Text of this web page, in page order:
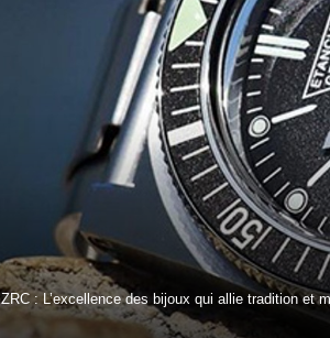
ZRC : L’excellence des bijoux qui allie tradition et